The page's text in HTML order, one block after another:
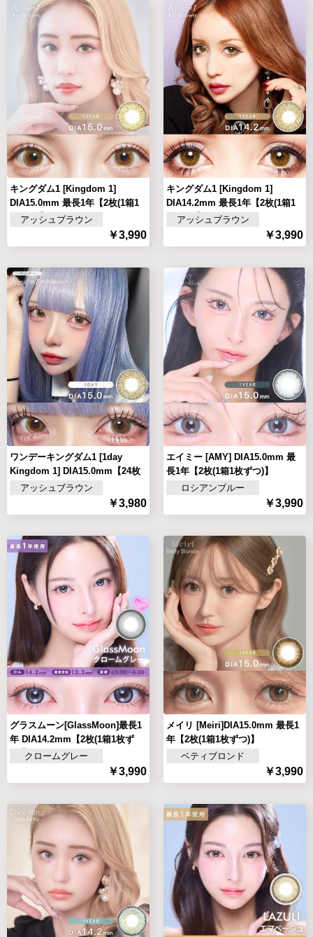
キングダム1 [Kingdom 1]
DIA15.0mm 最長1年【2枚(1箱1
枚ずつ)】
アッシュブラウン
￥3,990
キングダム1 [Kingdom 1]
DIA14.2mm 最長1年【2枚(1箱1
枚ずつ)】
アッシュブラウン
￥3,990
ワンデーキングダム1 [1day
Kingdom 1] DIA15.0mm【24枚
(1箱12枚ずつ)
アッシュブラウン
￥3,980
エイミー [AMY] DIA15.0mm 最
長1年【2枚(1箱1枚ずつ)】
ロシアンブルー
￥3,990
グラスムーン[GlassMoon]最長1
年 DIA14.2mm【2枚(1箱1枚ず
つ)】クロームグレー
￥3,990
メイリ [Meiri]DIA15.0mm 最長1
年【2枚(1箱1枚ずつ)】
ベティブロンド
￥3,990